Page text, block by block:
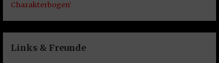
Charakterbogen‘
Links & Freunde